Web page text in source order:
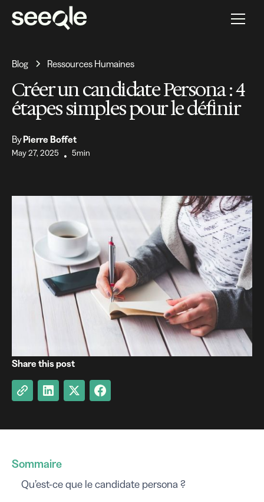
Blog Ressources Humaines
Créer un candidate Persona : 4
étapes simples pour le définir
ByPierre Boffet
May 27, 2025 • 5min
Share this post
Sommaire
Qu’est-ce que le candidate persona ?